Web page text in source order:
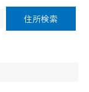
住所検索